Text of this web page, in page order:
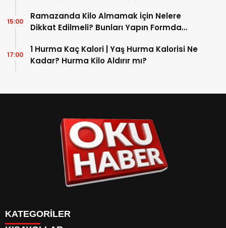
Ramazanda Kilo Almamak İçin Nelere
Dikkat Edilmeli? Bunları Yapın Formda
15:00
1 Hurma Kaç Kalori | Yaş Hurma Kalorisi Ne
Kadar? Hurma Kilo Aldırır mı?
17:00
KATEGORİLER